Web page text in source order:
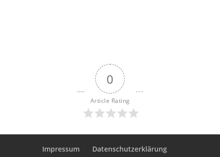
0
Article Rating
Impressum Datenschutzerklärung